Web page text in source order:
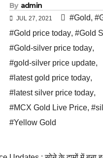
By admin
JUL 27, 2021 #Gold,
#Gold price today, #Gold
#Gold-silver price today,
#gold-silver price update,
#latest gold price today,
#latest silver price today,
#MCX Gold Live Price,
#Yellow Gold